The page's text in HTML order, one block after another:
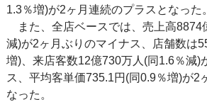
1.3％増)が2ヶ月連続のプラスとなった。
また、全店ベースでは、売上高8874
減)が2ヶ月ぶりのマイナス、店舗数は
増)、来店客数12億730万人(同1.6％減)
ス、平均客単価735.1円(同0.9％増)が2
なった。